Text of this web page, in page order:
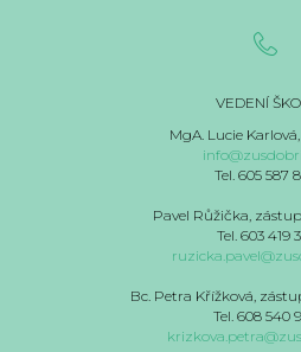
VEDENÍ
MgA. Lucie
Tel. 605 587
Pavel Růžička,
Tel. 603 419
Bc. Petra Křížková,
Tel. 608 540